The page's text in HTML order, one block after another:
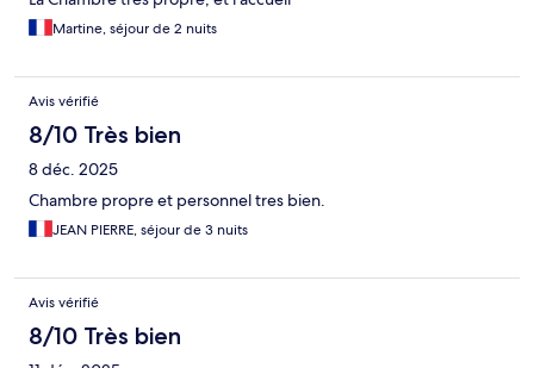
Martine, séjour de 2 nuits
Avis vérifié
8/10 Très bien
8 déc. 2025
Chambre propre et personnel tres bien.
JEAN PIERRE, séjour de 3 nuits
Avis vérifié
8/10 Très bien